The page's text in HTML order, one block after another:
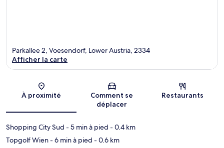
Carte
Parkallee 2, Voesendorf, Lower Austria, 2334
Afficher la carte
À proximité
Comment se
déplacer
Restaurants
Shopping City Sud - 5 min à pied - 0.4 km
Topgolf Wien- 6 min à pied - 0.6 km